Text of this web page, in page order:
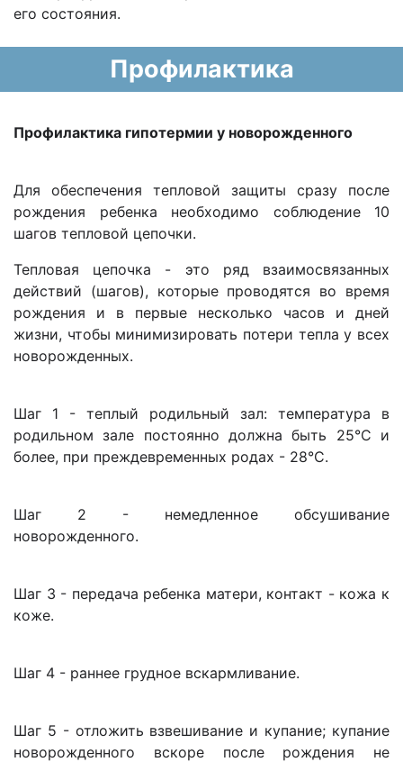
его состояния.
Профилактика
Профилактика гипотермии у новорожденного
Для обеспечения тепловой защиты сразу после
рождения ребенка необходимо соблюдение 10
шагов тепловой цепочки.
Тепловая цепочка - это ряд взаимосвязанных
действий (шагов), которые проводятся во время
рождения и в первые несколько часов и дней
жизни, чтобы минимизировать потери тепла у всех
новорожденных.
Шаг 1 - теплый родильный зал: температура в
родильном зале постоянно должна быть 25°С и
более, при преждевременных родах - 28°С.
Шаг 2 - немедленное обсушивание
новорожденного.
Шаг 3 - передача ребенка матери, контакт - кожа к
коже.
Шаг 4 - раннее грудное вскармливание.
Шаг 5 - отложить взвешивание и купание; купание
новорожденного вскоре после рождения не